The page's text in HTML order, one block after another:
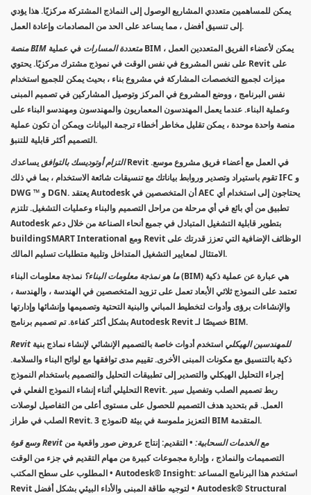
يمكن للمساهمين متعددي المشاريع الوصول إلى النماذج المشتركة مركزيًا. هذا يؤدي
إلى تنسيق أفضل ، مما يساعد على الحد من المصادمات وإعادة العمل.
منصة BIM متعددة المسارات في عملية BIM ، يمكن لأعضاء الفريق المتعددين العمل
على نفس المشروع في نفس الوقت في نموذج مشترك مركزيًا. يحتوي Revit على
ميزات لجميع التخصصات المشاركة في مشروع بناء ، بحيث يمكن للجميع استخدام
نفس البرنامج ، ووضع المشروع في المركز وتوصيل المشاركين في تصميم المبنى
وعملية البناء. عندما يعمل المهندسون المعماريون والمهندسون ومهندسو البناء على
منصة واحدة موحدة ، يمكن تقليل مخاطر أخطاء ترجمة البيانات ويمكن أن تكون عملية
التصميم أكثر قابلية للتنبؤ.
التزام أوتوديسك بالتوافقيساعدك Revit في العمل مع أعضاء فريق مشروع موسع.
تقوم باستيراد وتصدير وروابط بياناتك مع تنسيقات شائعة الاستخدام ، بما في ذلك IFC و
DWG ™ و DGN. يعتقد Autodesk أن المتخصصين في AEC يحتاجون إلى استخدام أي
تطبيق من أي بائع في أي مرحلة من مراحل التصميم والبناء وعمليات التشغيل. تلتزم
Autodesk بتطوير قابلية التشغيل المتبادل في جميع أنحاء الصناعة من خلال دعم
buildingSMART Interational ومع Revit الوظائف الإضافية التي تعزز قدرتك على
الامتثال لمعايير التشغيل المتداخل وتلبية متطلبات تسليم المالك.
ما هو نمذجة معلومات البناء؟ نمذجة معلومات البناء (BIM) هي عبارة عن عملية ذكية
تعتمد على النموذج ثلاثي الأبعاد تعمل على تزويد المتخصصين في الهندسة ، والهندسة ،
والإنشاءات برؤى وأدوات لتخطيط المباني والبنية التحتية وتصميمها وإنشائها وإدارتها
بشكل أكثر كفاءة. تم تصميم برنامج Autodesk Revit خصيصًا لـ BIM.
Revit للمهندسين الهيكلي استخدم أدوات خاصة بالتصميم الإنشائي لإنشاء نماذج بنية
ذكية بالتنسيق مع مكونات المبنى الأخرى. تقييم مدى توافقها مع لوائح البناء والسلامة.
إجراء التحليل الهيكلي والتصدير إلى تطبيقات التحليل والتصميم باستخدام النموذج
التحليلي أثناء إنشاء النموذج الفعلي في Revit. ربط تصميم الصلب وتفصيل سير
العمل. قم بتحديد هدف التصميم للحصول على مستوى أعلى من التفاصيل لوصلات
الصلب في طراز Revit. نموذج 3D التعزيز ملموسة في بيئة BIM المتقدمة.
وسع قوة Revit مع الخدمات السحابية: • التقديم: إنتاج عروض صور واقعية من
التصميمات والنماذج ، وإدارة مجموعات كبيرة من مهام التقديم في جزء من الوقت
المطلوب على سطح المكتب • Autodesk® Insight: استخدم هذا البرنامج المساعد
Revit لتوجيه طاقة المبنى والأداء البيئي بشكل أفضل • Autodesk® Structural